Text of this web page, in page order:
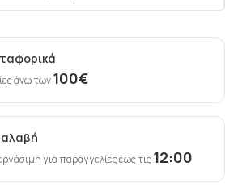
άνω των100€
για παραγγελίες έως τις12:00